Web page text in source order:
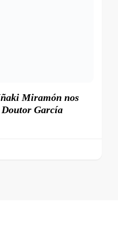
Miramón nos
Doutor García